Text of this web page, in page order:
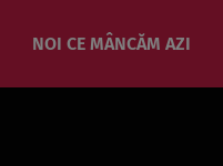
NOI CE MÂNCĂM AZI